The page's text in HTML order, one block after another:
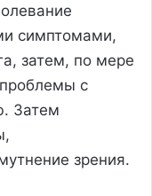
симптомами,
затем, по мере
с
Затем
зрения.